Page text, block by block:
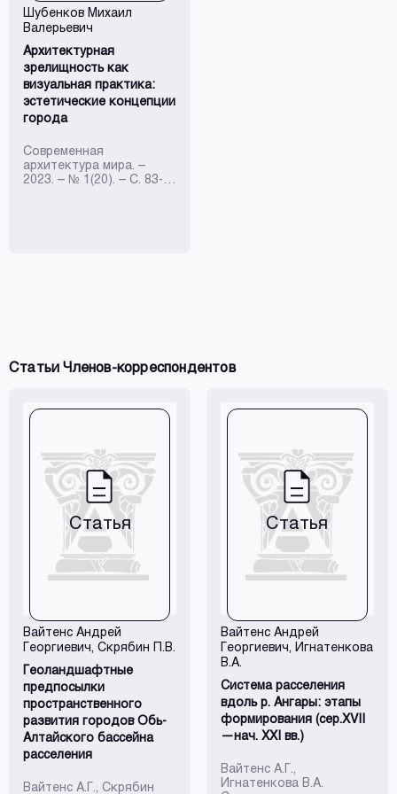
окружения, способного
сохранить свою
естественную
возможность
самоподдержания и ...
Шубенков Михаил
Валерьевич
Архитектурная
зрелищность как
визуальная практика:
эстетические концепции
города
Современная
архитектура мира. –
2023. – № 1(20). – С. 83-
Статьи Членов-корреспондентов
Статья
Вайтенс Андрей
Георгиевич, Скрябин П.В.
Геоландшафтные
предпосылки
пространственного
развития городов Обь-
Алтайского бассейна
расселения
Вайтенс А.Г., Скрябин
Статья
Вайтенс Андрей
Георгиевич, Игнатенкова
В.А.
Система расселения
вдоль р. Ангары: этапы
формирования (сер.XVII
—нач. XXI вв.)
Вайтенс А.Г.,
Игнатенкова В.А.